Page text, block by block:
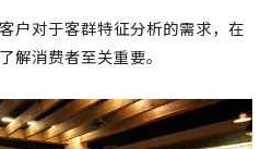
户对于客群特征分析的需求，在
解消费者至关重要。